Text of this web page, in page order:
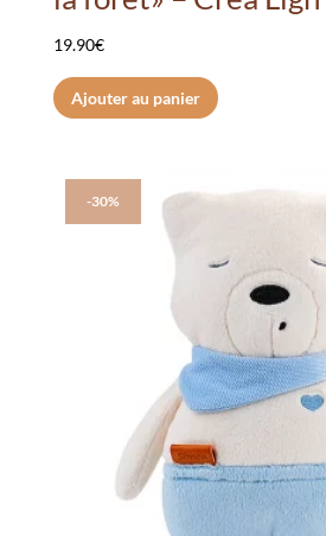
19.90€
Ajouter au panier
-30%